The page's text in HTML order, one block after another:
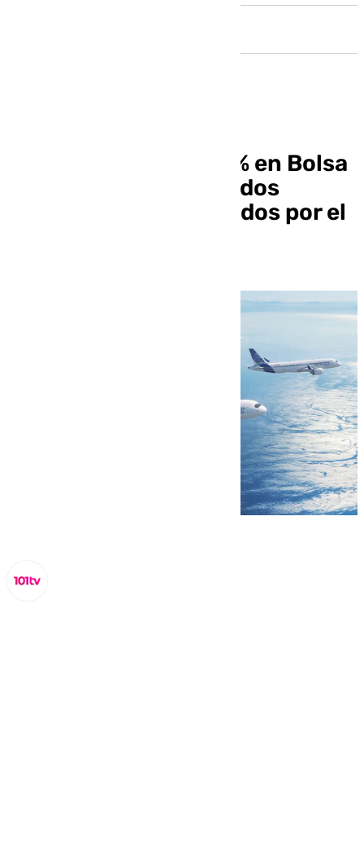
Airbus cae más del 2% en Bolsa
tras anunciar resultados
positivos pero afectados por el